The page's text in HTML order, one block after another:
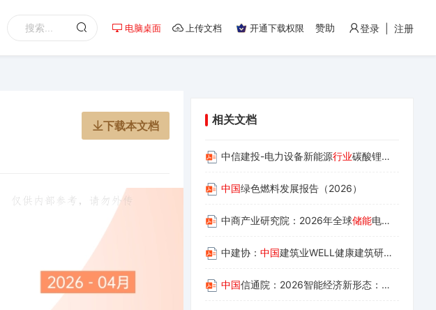
电脑桌面 上传文档 开通下载权限 赞助 登录 | 注册
下载本文档 相关文档
中信建投-电力设备新能源行业碳酸锂深度报告：产能逐步释放，2027年全年仍难言过剩
中国绿色燃料发展报告（2026）
中商产业研究院：2026年全球储能电池供需
中建协： 中国建筑业WELL健康建筑研究报告（2025）
中国信通院：2026智能经济新形态：智能体创新实践汇编